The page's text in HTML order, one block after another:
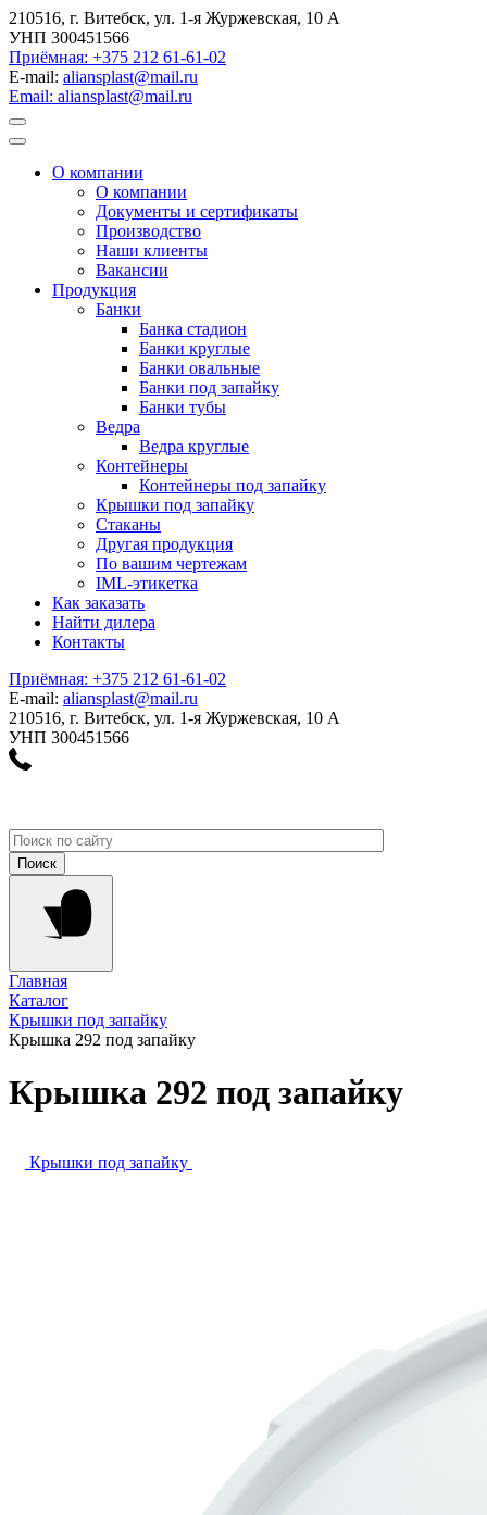
210516, г. Витебск, ул. 1-я Журжевская, 10 А
УНП 300451566
Приёмная: +375 212 61-61-02
E-mail: aliansplast@mail.ru
Email: aliansplast@mail.ru
О компании
О компании
Документы и сертификаты
Производство
Наши клиенты
Вакансии
Продукция
Банки
Банка стадион
Банки круглые
Банки овальные
Банки под запайку
Банки тубы
Ведра
Ведра круглые
Контейнеры
Контейнеры под запайку
Крышки под запайку
Стаканы
Другая продукция
По вашим чертежам
IML-этикетка
Как заказать
Найти дилера
Контакты
Приёмная: +375 212 61-61-02
E-mail: aliansplast@mail.ru
210516, г. Витебск, ул. 1-я Журжевская, 10 А
УНП 300451566
Главная
Каталог
Крышки под запайку
Крышка 292 под запайку
Крышка 292 под запайку
Крышки под запайку